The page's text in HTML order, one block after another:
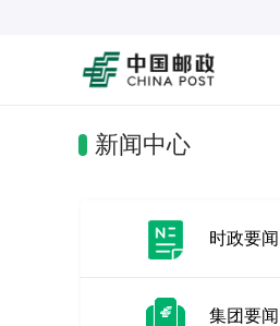
新闻中心
时政要闻
集团要闻